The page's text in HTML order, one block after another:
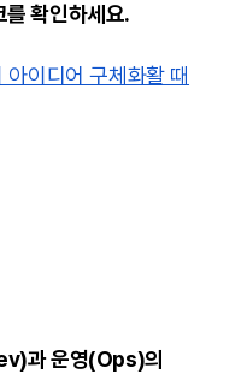
를 확인하세요.
이디어 구체화활 때
과 운영(Ops)의